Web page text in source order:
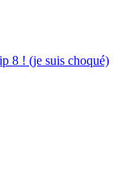
8 ! (je suis choqué)